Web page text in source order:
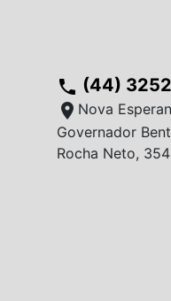
phone (44)
location_on Nova
Governador
Rocha Neto,